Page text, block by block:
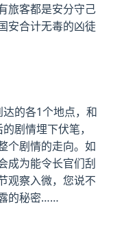
旅客都是安分守己
安合计无毒的凶徒
的各1个地点，和
剧情埋下伏笔，
个剧情的走向。如
成为能令长官们刮
观察入微，您说不
的秘密……